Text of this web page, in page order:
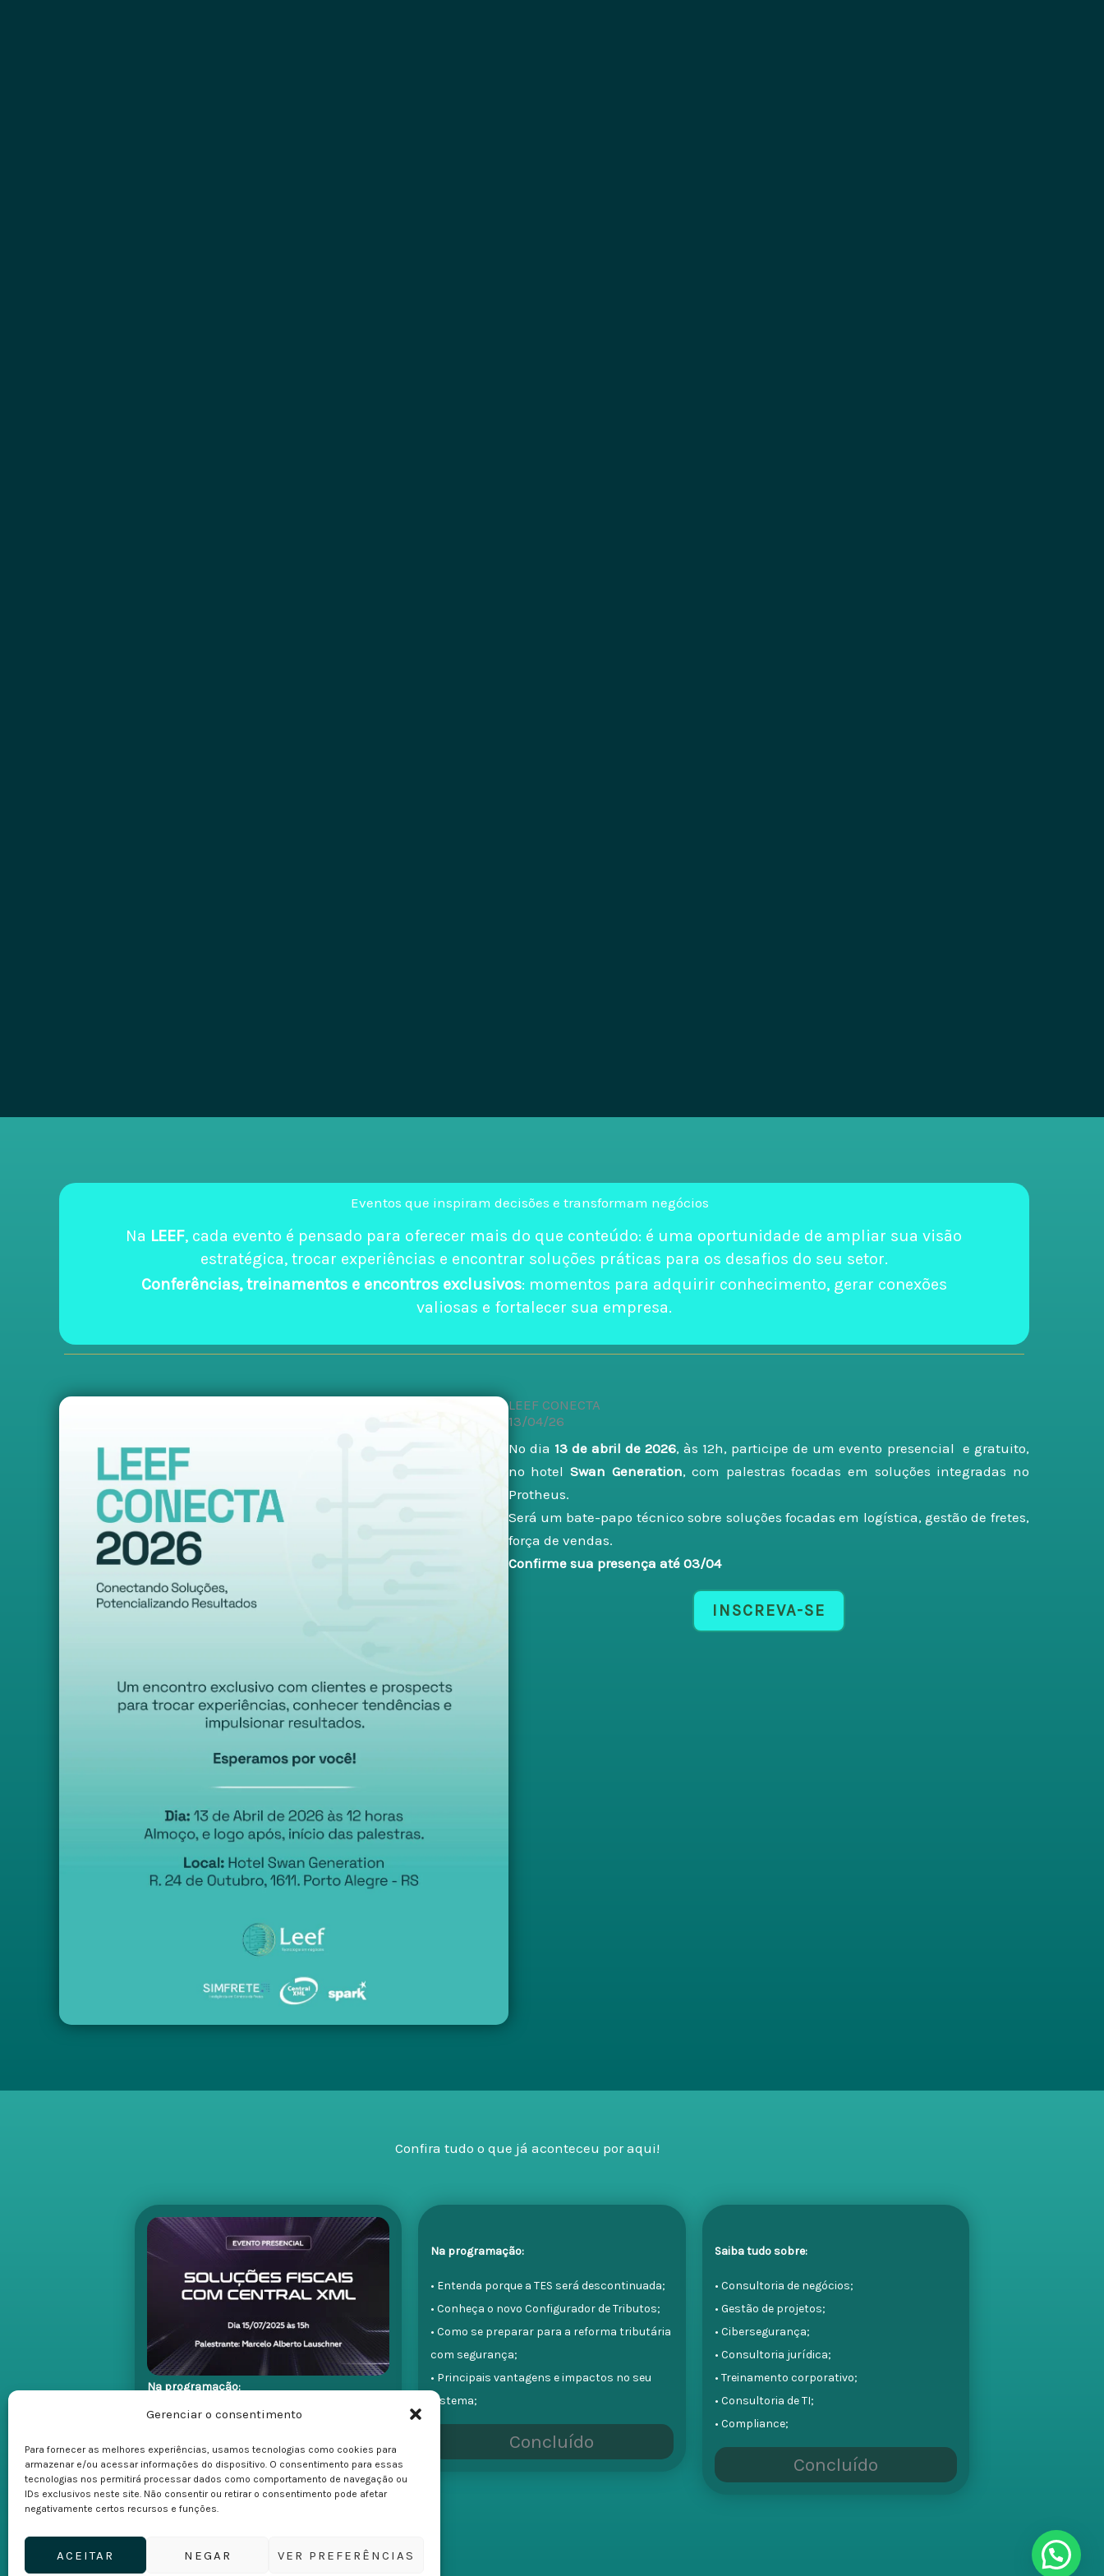
Gerenciar o consentimento
Para fornecer as melhores experiências, usamos tecnologias como cookies para
armazenar e/ou acessar informações do dispositivo. O consentimento para essas
tecnologias nos permitirá processar dados como comportamento de navegação ou
IDs exclusivos neste site. Não consentir ou retirar o consentimento pode afetar
negativamente certos recursos e funções.
ACEITAR NEGAR VER PREFERÊNCIAS
Eventos que inspiram decisões e transformam negócios
Na LEEF, cada evento é pensado para oferecer mais do que conteúdo: é uma oportunidade de ampliar sua visão
estratégica, trocar experiências e encontrar soluções práticas para os desafios do seu setor.
Conferências, treinamentos e encontros exclusivos: momentos para adquirir conhecimento, gerar conexões
valiosas e fortalecer sua empresa.
LEEF CONECTA
13/04/26
No dia 13 de abril de 2026, às 12h, participe de um evento presencial e gratuito,
no hotel Swan Generation, com palestras focadas em soluções integradas no
Protheus.
Será um bate-papo técnico sobre soluções focadas em logística, gestão de fretes,
força de vendas.
Confirme sua presença até 03/04
INSCREVA-SE
Confira tudo o que já aconteceu por aqui!
Na programação:
• Automações no lançamento de notas
• Reforma tributária: adequação e suporte às
mudanças;
• Configurador tributário integrado ao
Na programação:
• Entenda porque a TES será descontinuada;
• Conheça o novo Configurador de Tributos;
• Como se preparar para a reforma tributária
com segurança;
• Principais vantagens e impactos no seu
sistema;
Concluído
Saiba tudo sobre:
• Consultoria de negócios;
• Gestão de projetos;
• Cibersegurança;
• Consultoria jurídica;
• Treinamento corporativo;
• Consultoria de TI;
• Compliance;
Concluído